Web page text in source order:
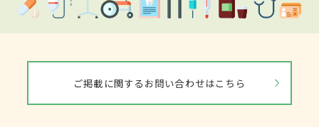
ご掲載に関するお問い合わせはこちら